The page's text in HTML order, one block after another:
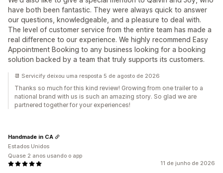
have both been fantastic. They were always quick to answer
our questions, knowledgeable, and a pleasure to deal with.
The level of customer service from the entire team has made a
real difference to our experience. We highly recommend Easy
Appointment Booking to any business looking for a booking
solution backed by a team that truly supports its customers.
📆 Servicify deixou uma resposta 5 de agosto de 2026
Thanks so much for this kind review! Growing from one trailer to a
national brand with us is such an amazing story. So glad we are
partnered together for your experiences!
11 de junho de 2026
Handmade in CA
Estados Unidos
Quase 2 anos usando o app